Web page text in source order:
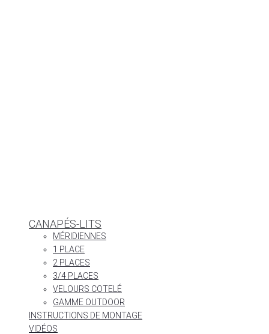
CANAPÉS-LITS
MÉRIDIENNES
1 PLACE
2 PLACES
3/4 PLACES
VELOURS COTELÉ
GAMME OUTDOOR
INSTRUCTIONS DE MONTAGE
VIDÉOS